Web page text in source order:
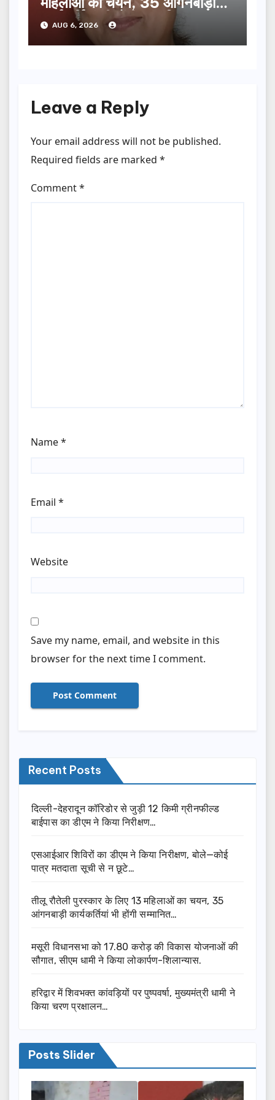
कार्यकर्तियां भी होंगी सम्मानित…
AUG 6, 2026
Leave a Reply
Your email address will not be published.
Required fields are marked *
Comment*
Name*
Email *
Website
Save my name, email, and website in this
browser for the next time I comment.
Recent Posts
दिल्ली-देहरादून कॉरिडोर से जुड़ी 12 किमी ग्रीनफील्ड
बाईपास का डीएम ने किया निरीक्षण…
एसआईआर शिविरों का डीएम ने किया निरीक्षण, बोले—कोई
पात्र मतदाता सूची से न छूटे…
तीलू रौतेली पुरस्कार के लिए 13 महिलाओं का चयन, 35
आंगनबाड़ी कार्यकर्तियां भी होंगी सम्मानित…
मसूरी विधानसभा को 17.80 करोड़ की विकास योजनाओं की
सौगात, सीएम धामी ने किया लोकार्पण-शिलान्यास.
हरिद्वार में शिवभक्त कांवड़ियों पर पुष्पवर्षा, मुख्यमंत्री धामी ने
किया चरण प्रक्षालन…
Posts Slider